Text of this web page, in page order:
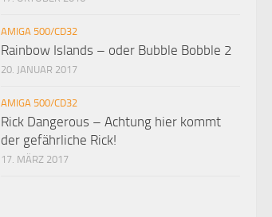
AMIGA 500/CD32
Rainbow Islands – oder Bubble Bobble 2
20. JANUAR 2017
AMIGA 500/CD32
Rick Dangerous – Achtung hier kommt
der gefährliche Rick!
17. MÄRZ 2017